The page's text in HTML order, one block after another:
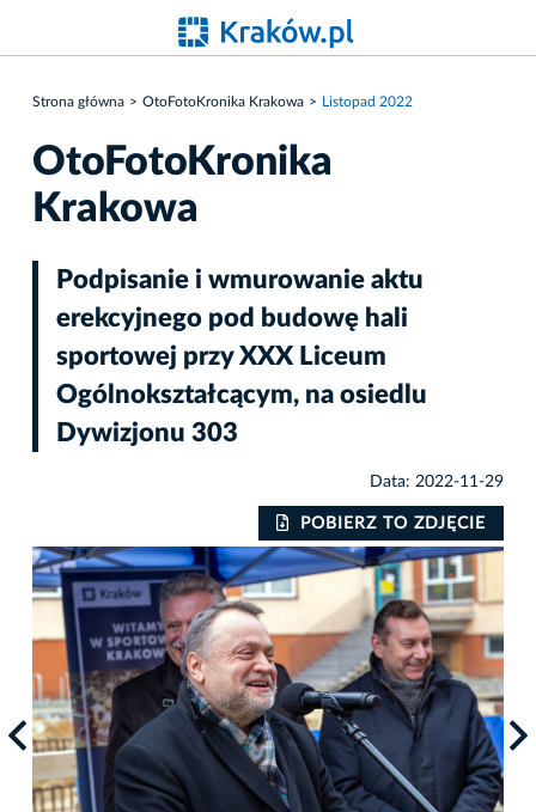
Strona główna OtoFotoKronika Krakowa Listopad 2022
OtoFotoKronika
Krakowa
Podpisanie i wmurowanie aktu
erekcyjnego pod budowę hali
sportowej przy XXX Liceum
Ogólnokształcącym, na osiedlu
Dywizjonu 303
Data: 2022-11-29
POBIERZ TO ZDJĘCIE